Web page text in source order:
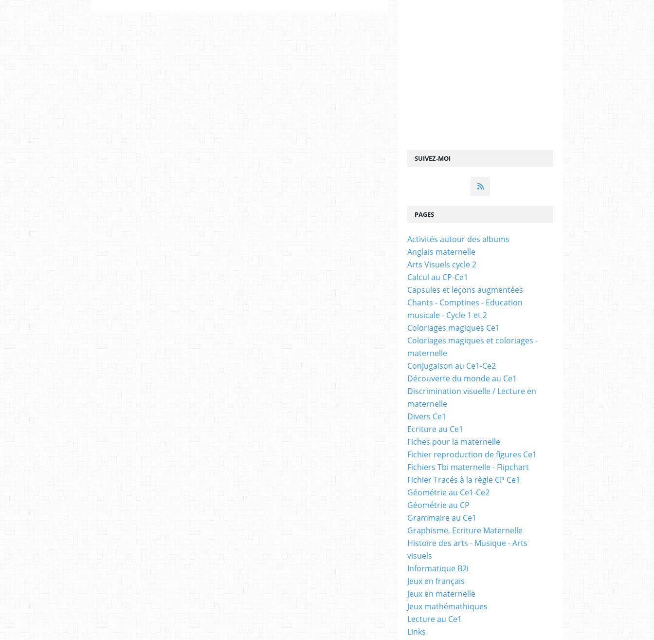
SUIVEZ-MOI
PAGES
Activités autour des albums
Anglais maternelle
Arts Visuels cycle 2
Calcul au CP-Ce1
Capsules et leçons augmentées
Chants - Comptines - Education
musicale - Cycle 1 et 2
Coloriages magiques Ce1
Coloriages magiques et coloriages -
maternelle
Conjugaison au Ce1-Ce2
Découverte du monde au Ce1
Discrimination visuelle / Lecture en
maternelle
Divers Ce1
Ecriture au Ce1
Fiches pour la maternelle
Fichier reproduction de figures Ce1
Fichiers Tbi maternelle - Flipchart
Fichier Tracés à la règle CP Ce1
Géométrie au Ce1-Ce2
Géométrie au CP
Grammaire au Ce1
Graphisme, Ecriture Maternelle
Histoire des arts - Musique - Arts
visuels
Informatique B2i
Jeux en français
Jeux en maternelle
Jeux mathémathiques
Lecture au Ce1
Links